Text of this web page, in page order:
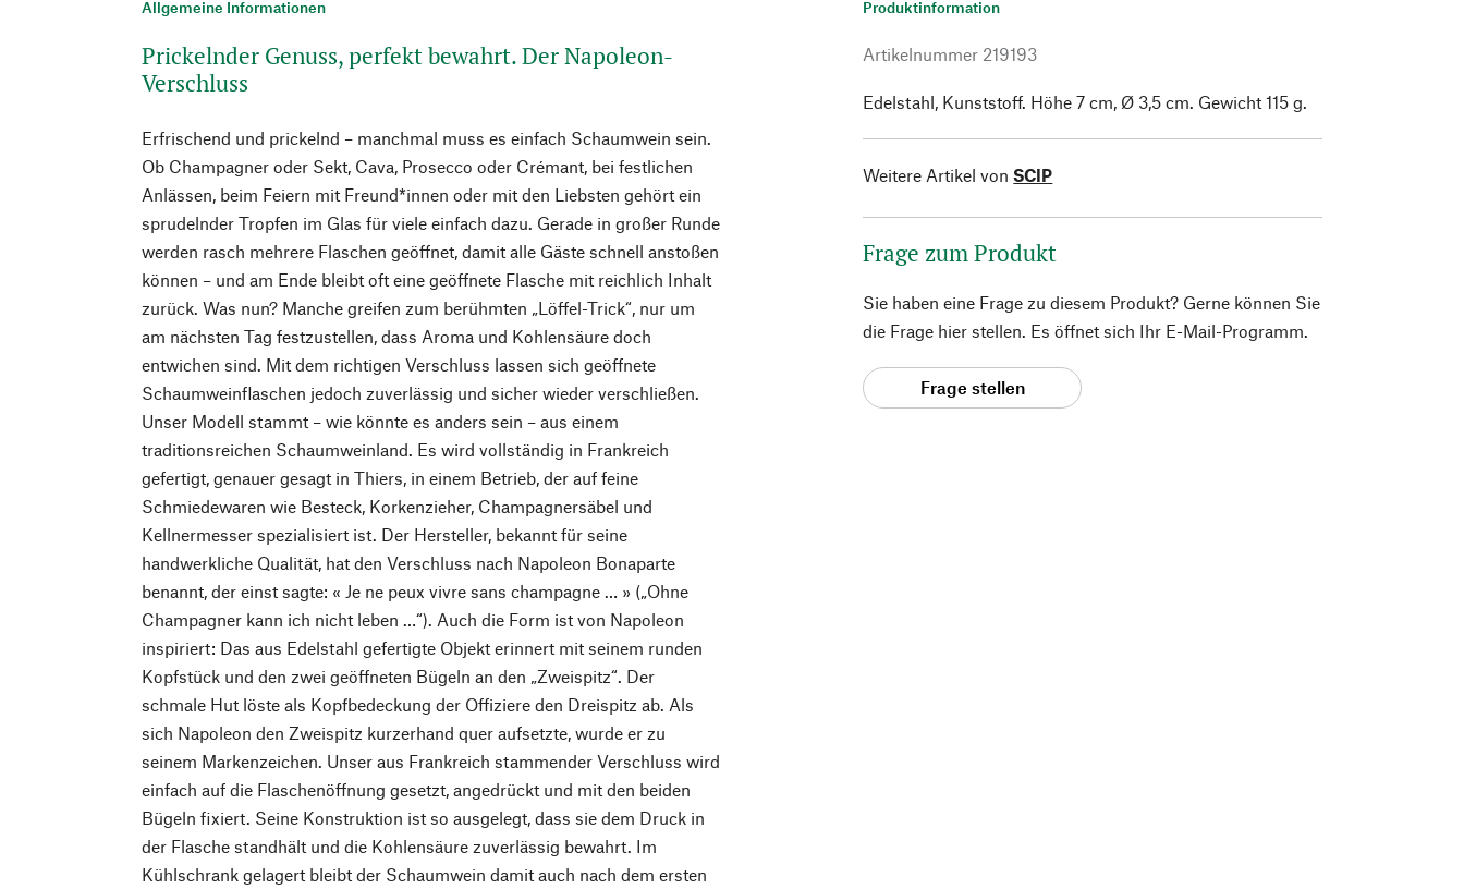
Allgemeine Informationen
Prickelnder Genuss, perfekt bewahrt. Der Napoleon-
Verschluss
Erfrischend und prickelnd – manchmal muss es einfach Schaumwein sein.
Ob Champagner oder Sekt, Cava, Prosecco oder Crémant, bei festlichen
Anlässen, beim Feiern mit Freund*innen oder mit den Liebsten gehört ein
sprudelnder Tropfen im Glas für viele einfach dazu. Gerade in großer Runde
werden rasch mehrere Flaschen geöffnet, damit alle Gäste schnell anstoßen
können – und am Ende bleibt oft eine geöffnete Flasche mit reichlich Inhalt
zurück. Was nun? Manche greifen zum berühmten „Löffel-Trick“, nur um
am nächsten Tag festzustellen, dass Aroma und Kohlensäure doch
entwichen sind. Mit dem richtigen Verschluss lassen sich geöffnete
Schaumweinflaschen jedoch zuverlässig und sicher wieder verschließen.
Unser Modell stammt – wie könnte es anders sein – aus einem
traditionsreichen Schaumweinland. Es wird vollständig in Frankreich
gefertigt, genauer gesagt in Thiers, in einem Betrieb, der auf feine
Schmiedewaren wie Besteck, Korkenzieher, Champagnersäbel und
Kellnermesser spezialisiert ist. Der Hersteller, bekannt für seine
handwerkliche Qualität, hat den Verschluss nach Napoleon Bonaparte
benannt, der einst sagte: « Je ne peux vivre sans champagne … » („Ohne
Champagner kann ich nicht leben …“). Auch die Form ist von Napoleon
inspiriert: Das aus Edelstahl gefertigte Objekt erinnert mit seinem runden
Kopfstück und den zwei geöffneten Bügeln an den „Zweispitz“. Der
schmale Hut löste als Kopfbedeckung der Offiziere den Dreispitz ab. Als
sich Napoleon den Zweispitz kurzerhand quer aufsetzte, wurde er zu
seinem Markenzeichen. Unser aus Frankreich stammender Verschluss wird
einfach auf die Flaschenöffnung gesetzt, angedrückt und mit den beiden
Bügeln fixiert. Seine Konstruktion ist so ausgelegt, dass sie dem Druck in
der Flasche standhält und die Kohlensäure zuverlässig bewahrt. Im
Kühlschrank gelagert bleibt der Schaumwein damit auch nach dem ersten
Produktinformation
Artikelnummer 219193
Edelstahl, Kunststoff. Höhe 7 cm, Ø 3,5 cm. Gewicht 115 g.
Weitere Artikel von SCIP
Frage zum Produkt
Sie haben eine Frage zu diesem Produkt? Gerne können Sie
die Frage hier stellen. Es öffnet sich Ihr E-Mail-Programm.
Frage stellen